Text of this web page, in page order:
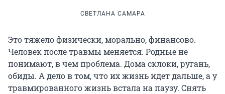
СВЕТЛАНА САМАРА
Это тяжело физически, морально, финансово.
Человек после травмы меняется. Родные не
понимают, в чем проблема. Дома склоки, ругань,
обиды. А дело в том, что их жизнь идет дальше, а у
травмированного жизнь встала на паузу. Снять